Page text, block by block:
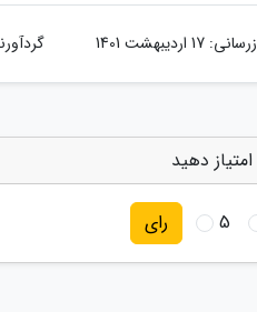
17 اردیبهشت 1401
دهید
5 رای